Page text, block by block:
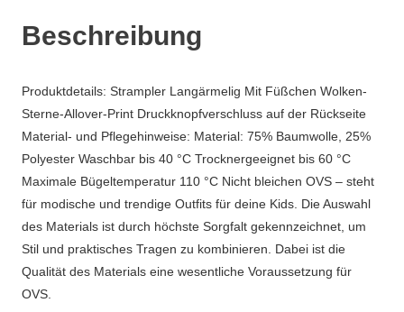
Beschreibung
Produktdetails: Strampler Langärmelig Mit Füßchen Wolken-
Sterne-Allover-Print Druckknopfverschluss auf der Rückseite
Material- und Pflegehinweise: Material: 75% Baumwolle, 25%
Polyester Waschbar bis 40 °C Trocknergeeignet bis 60 °C
Maximale Bügeltemperatur 110 °C Nicht bleichen OVS – steht
für modische und trendige Outfits für deine Kids. Die Auswahl
des Materials ist durch höchste Sorgfalt gekennzeichnet, um
Stil und praktisches Tragen zu kombinieren. Dabei ist die
Qualität des Materials eine wesentliche Voraussetzung für
OVS.